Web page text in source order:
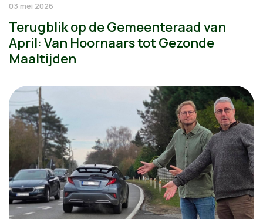
03 mei 2026
Terugblik op de Gemeenteraad van
April: Van Hoornaars tot Gezonde
Maaltijden